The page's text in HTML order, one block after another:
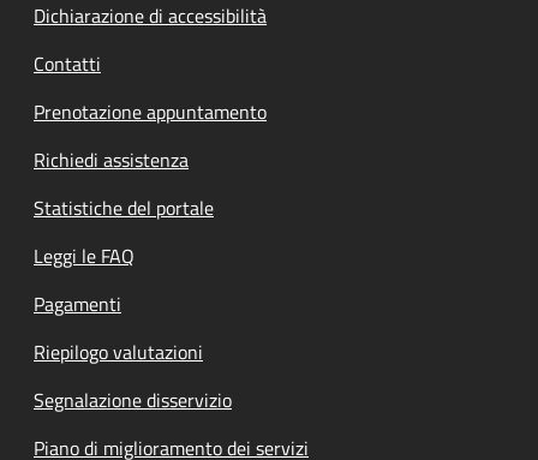
Dichiarazione di accessibilità
Contatti
Prenotazione appuntamento
Richiedi assistenza
Statistiche del portale
Leggi le FAQ
Pagamenti
Riepilogo valutazioni
Segnalazione disservizio
Piano di miglioramento dei servizi